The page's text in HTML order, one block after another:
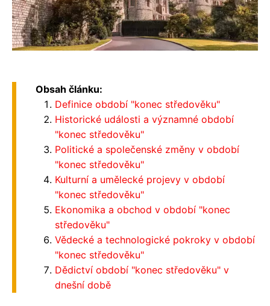
Obsah článku:
Definice období "konec středověku"
Historické události a významné období
"konec středověku"
Politické a společenské změny v období
"konec středověku"
Kulturní a umělecké projevy v období
"konec středověku"
Ekonomika a obchod v období "konec
středověku"
Vědecké a technologické pokroky v období
"konec středověku"
Dědictví období "konec středověku" v
dnešní době